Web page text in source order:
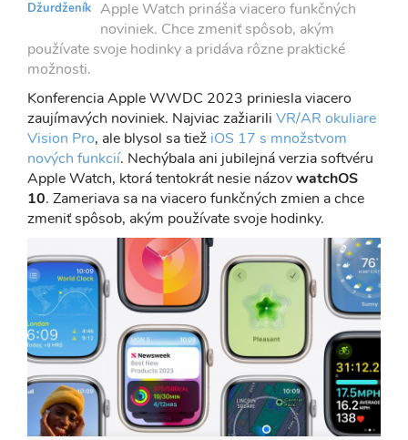
Džurdženík Apple Watch prináša viacero funkčných
noviniek. Chce zmeniť spôsob, akým
používate svoje hodinky a pridáva rôzne praktické
možnosti.
Konferencia Apple WWDC 2023 priniesla viacero
zaujímavých noviniek. Najviac zažiarili VR/AR okuliare
Vision Pro, ale blysol sa tiež iOS 17 s množstvom
nových funkcií. Nechýbala ani jubilejná verzia softvéru
Apple Watch, ktorá tentokrát nesie názovwatchOS
10. Zameriava sa na viacero funkčných zmien a chce
zmeniť spôsob, akým používate svoje hodinky.